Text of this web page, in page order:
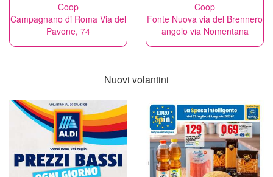
Coop
Campagnano di Roma Via del
Pavone, 74
Coop
Fonte Nuova via del Brennero
angolo via Nomentana
Nuovi volantini